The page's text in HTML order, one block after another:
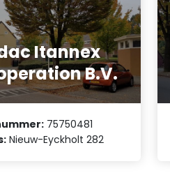
Itannex
B.V.
75750481
Nieuw-Eyckholt 282